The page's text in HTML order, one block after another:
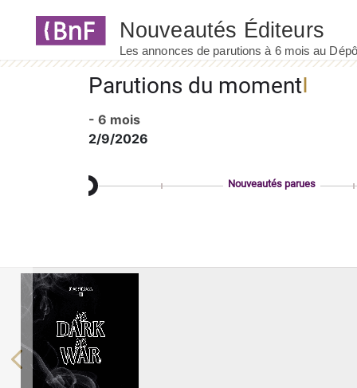
Parutions du moment
- 6 mois
2/9/2026
Nouveautés parues
Previous